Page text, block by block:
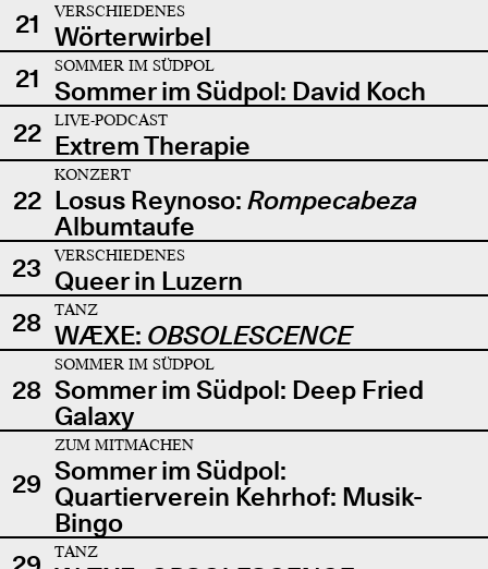
21
VERSCHIEDENES
Wörterwirbel
21
SOMMER IM SÜDPOL
Sommer im Südpol: David Koch
22
LIVE-PODCAST
Extrem Therapie
22
KONZERT
Losus Reynoso: Rompecabeza
Albumtaufe
23
VERSCHIEDENES
Queer in Luzern
28
TANZ
WÆXE: OBSOLESCENCE
28
SOMMER IM SÜDPOL
Sommer im Südpol: Deep Fried
Galaxy
29
ZUM MITMACHEN
Sommer im Südpol:
Quartierverein Kehrhof: Musik-
Bingo
TANZ